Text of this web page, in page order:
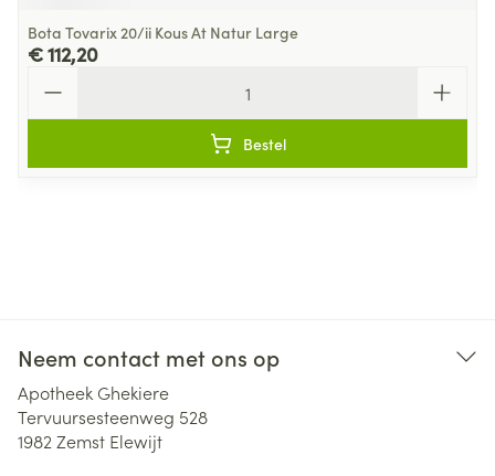
Bota Tovarix 20/ii Kous At Natur Large
€ 112,20
Bestel
Neem contact met ons op
Apotheek Ghekiere
Tervuursesteenweg 528
1982 Zemst Elewijt